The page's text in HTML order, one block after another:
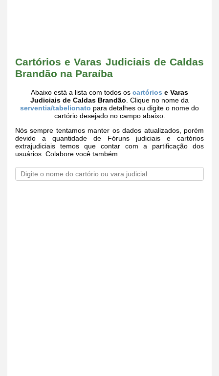
Cartórios e Varas Judiciais de Caldas
Brandão na Paraíba
Abaixo está a lista com todos os cartórios e Varas
Judiciais de Caldas Brandão . Clique no nome da
serventia/tabelionato para detalhes ou digite o nome do
cartório desejado no campo abaixo.
Nós sempre tentamos manter os dados atualizados, porém
devido a quantidade de Fóruns judiciais e cartórios
extrajudiciais temos que contar com a partificação dos
usuários. Colabore você também.